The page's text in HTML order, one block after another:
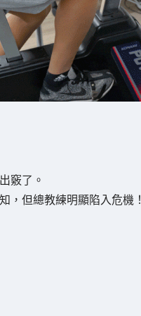
竅了。
，但總教練明顯陷入危機！